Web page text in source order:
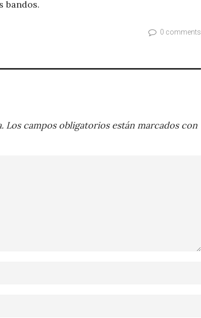
bandos.
0 comments
Los campos obligatorios están marcados con